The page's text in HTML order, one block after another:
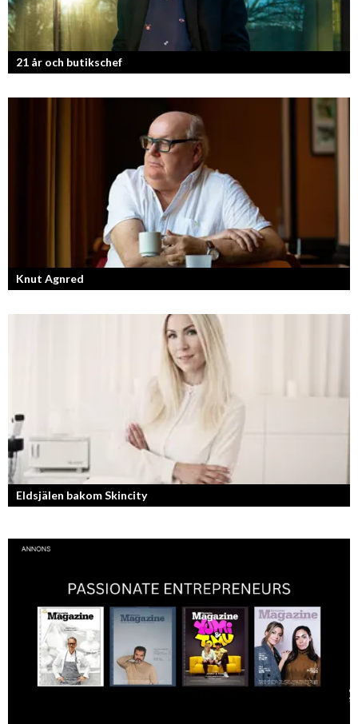
21 år och butikschef
Denis Manasiev Vukotic driver Teknikmagasinet mot nya framgångar!
Knut Agnred
Knut Agnred är mannen och den tidlösa legenden inom spektakulära
utfall och dramatisk tänkvärdhet.
Eldsjälen bakom Skincity
Annica Forsgren Kjellman ligger bakom skönhetsimperiet Skincity –